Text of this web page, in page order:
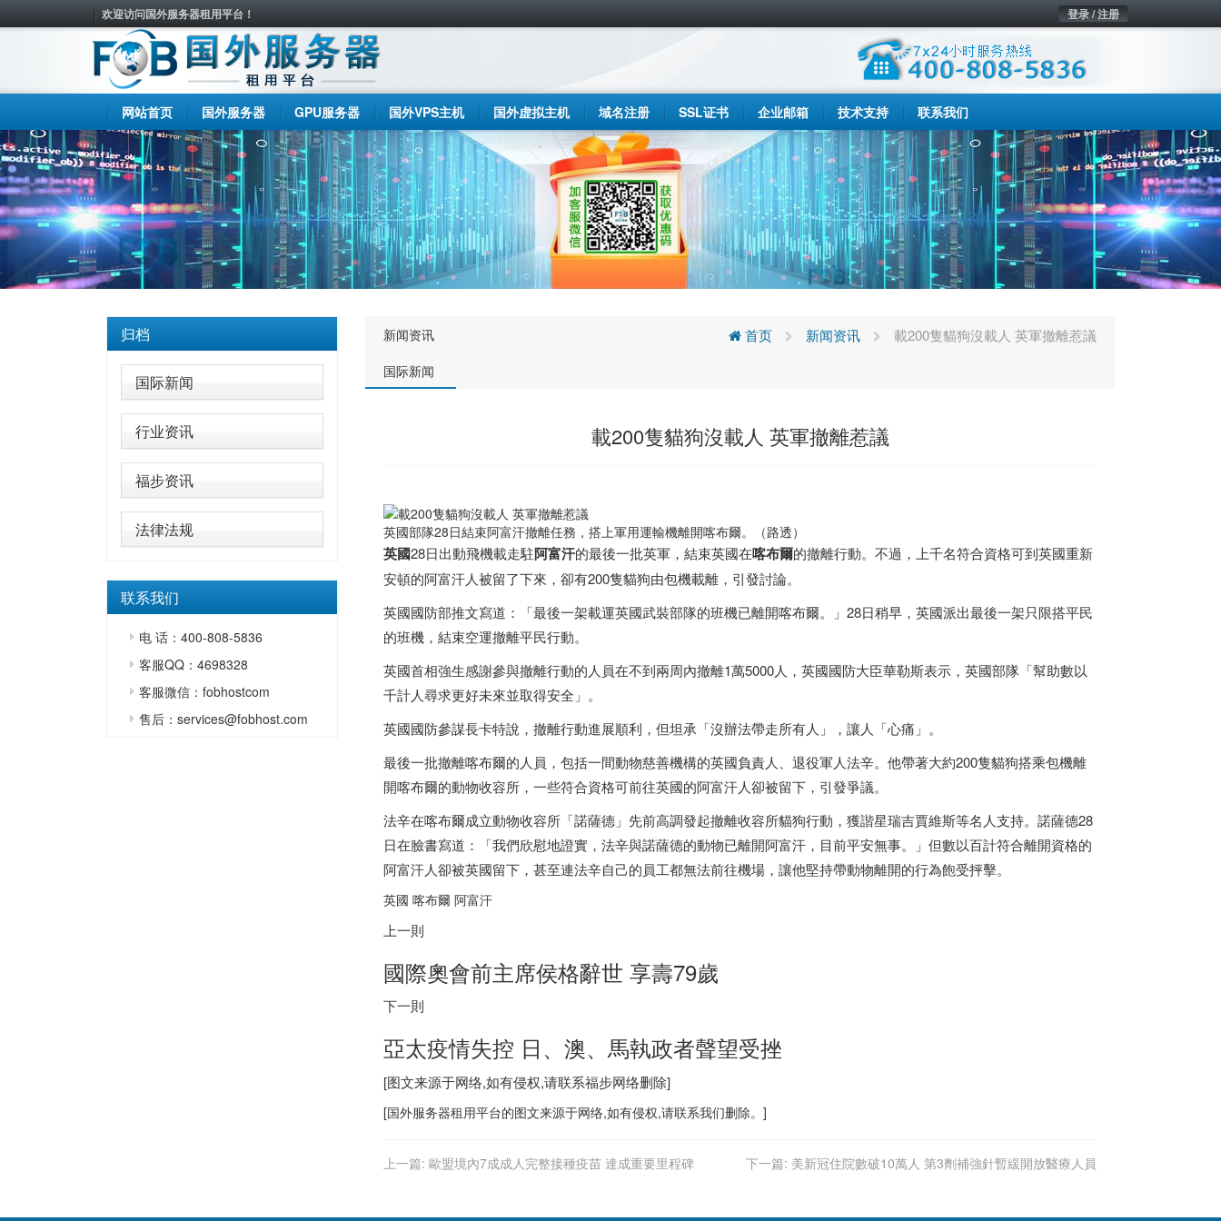
欢迎访问国外服务器租用平台！ 登录 / 注册
网站首页 国外服务器 GPU服务器 国外VPS主机 国外虚拟主机 域名注册 SSL证书 企业邮箱 技术支持 联系我们
归档
国际新闻
行业资讯
福步资讯
法律法规
联系我们
电 话：400-808-5836
客服QQ：4698328
客服微信：fobhostcom
售后：services@fobhost.com
新闻资讯
国际新闻
首页 新闻资讯 載200隻貓狗沒載人 英軍撤離惹議
載200隻貓狗沒載人 英軍撤離惹議
英國部隊28日結束阿富汗撤離任務，搭上軍用運輸機離開喀布爾。（路透）
英國28日出動飛機載走駐阿富汗的最後一批英軍，結束英國在喀布爾的撤離行動。不過，上千名符合資格可到英國重新
安頓的阿富汗人被留了下來，卻有200隻貓狗由包機載離，引發討論。
英國國防部推文寫道：「最後一架載運英國武裝部隊的班機已離開喀布爾。」28日稍早，英國派出最後一架只限搭平民
的班機，結束空運撤離平民行動。
英國首相強生感謝參與撤離行動的人員在不到兩周內撤離1萬5000人，英國國防大臣華勒斯表示，英國部隊「幫助數以
千計人尋求更好未來並取得安全」。
英國國防參謀長卡特說，撤離行動進展順利，但坦承「沒辦法帶走所有人」，讓人「心痛」。
最後一批撤離喀布爾的人員，包括一間動物慈善機構的英國負責人、退役軍人法辛。他帶著大約200隻貓狗搭乘包機離
開喀布爾的動物收容所，一些符合資格可前往英國的阿富汗人卻被留下，引發爭議。
法辛在喀布爾成立動物收容所「諾薩德」先前高調發起撤離收容所貓狗行動，獲諧星瑞吉賈維斯等名人支持。諾薩德28
日在臉書寫道：「我們欣慰地證實，法辛與諾薩德的動物已離開阿富汗，目前平安無事。」但數以百計符合離開資格的
阿富汗人卻被英國留下，甚至連法辛自己的員工都無法前往機場，讓他堅持帶動物離開的行為飽受抨擊。
英國 喀布爾 阿富汗
上一則
國際奧會前主席侯格辭世 享壽79歲
下一則
亞太疫情失控 日、澳、馬執政者聲望受挫
[图文来源于网络,如有侵权,请联系福步网络删除]
[国外服务器租用平台的图文来源于网络,如有侵权,请联系我们删除。]
上一篇: 歐盟境內7成成人完整接種疫苗 達成重要里程碑 下一篇: 美新冠住院數破10萬人 第3劑補強針暫緩開放醫療人員